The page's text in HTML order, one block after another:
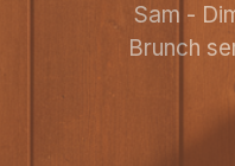
Sam -
Brunch